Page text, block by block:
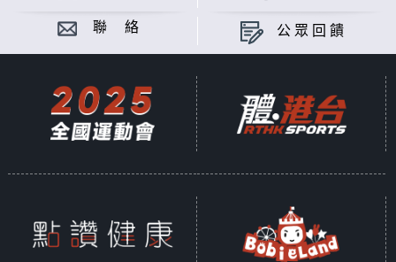
聯 絡 公眾回饋